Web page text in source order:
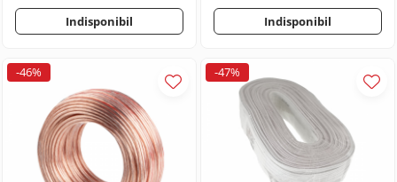
Huse si protectii pentru Oppo A74
5G
4G 2022
Huse si protectii pentru Oppo A77
5G 2022
Huse si protectii pentru Oppo A78
Huse si protectii pentru Oppo A78
Indisponibil Indisponibil
-46% -47%